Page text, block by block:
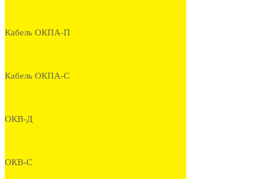
Кабель ОКПА-П
Кабель ОКПА-С
ОКВ-Д
ОКВ-С